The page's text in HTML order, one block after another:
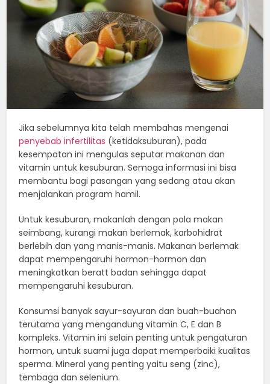
Jika sebelumnya kita telah membahas mengenai
penyebab infertilitas (ketidaksuburan), pada
kesempatan ini mengulas seputar makanan dan
vitamin untuk kesuburan. Semoga informasi ini bisa
membantu bagi pasangan yang sedang atau akan
menjalankan program hamil.
Untuk kesuburan, makanlah dengan pola makan
seimbang, kurangi makan berlemak, karbohidrat
berlebih dan yang manis-manis. Makanan berlemak
dapat mempengaruhi hormon-hormon dan
meningkatkan beratt badan sehingga dapat
mempengaruhi kesuburan.
Konsumsi banyak sayur-sayuran dan buah-buahan
terutama yang mengandung vitamin C, E dan B
kompleks. Vitamin ini selain penting untuk pengaturan
hormon, untuk suami juga dapat memperbaiki kualitas
sperma. Mineral yang penting yaitu seng (zinc),
tembaga dan selenium.